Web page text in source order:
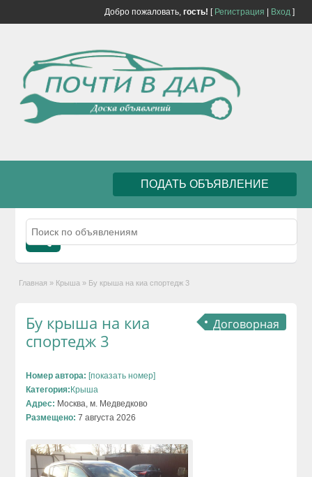
Добро пожаловать, гость! [ Регистрация Вход]
ПОДАТЬ ОБЪЯВЛЕНИЕ
Главная » Крыша » Бу крыша на киа спортедж 3
Договорная
Бу крыша на киа
спортедж 3
Номер автора: [показать номер]
Категория: Крыша
Адрес: Москва, м. Медведково
Размещено: 7 августа 2026